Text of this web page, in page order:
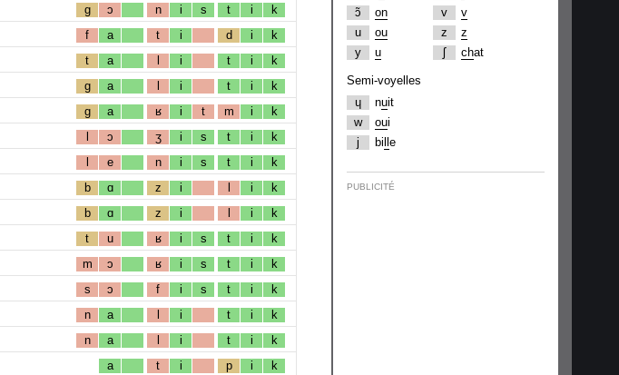
g ɔ n i s t i k
f a t i d i k
t a l i t i k
g a l i t i k
g a ʁ i t m i k
l ɔ ʒ i s t i k
l e n i s t i k
b ɑ z i l i k
b ɑ z i l i k
t u ʁ i s t i k
m ɔ ʁ i s t i k
s ɔ f i s t i k
n a l i t i k
n a l i t i k
a t i p i k
ɔ̃
on
u
ou
y
u
v
v
z
z
ʃ
chat
Semi-voyelles
ɥ
nuit
w
oui
j
bi e
PUBLICITÉ